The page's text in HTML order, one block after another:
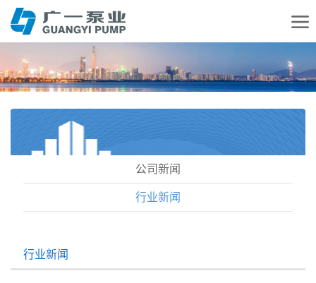
公司新闻
行业新闻
行业新闻